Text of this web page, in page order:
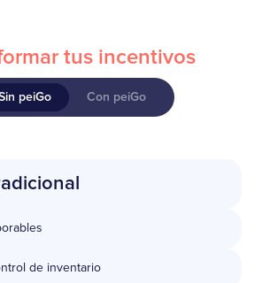
tus incentivos
peiGo Con peiGo
de inventario